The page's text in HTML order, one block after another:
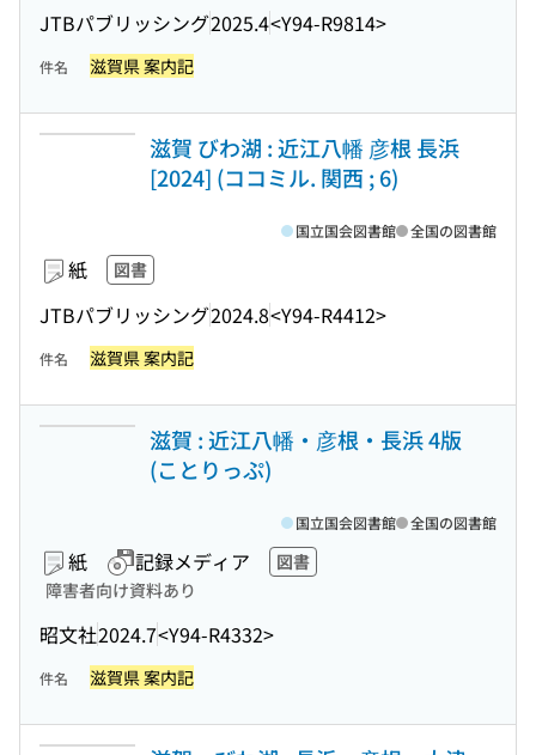
JTBパブリッシング2025.4<Y94-R9814>
件名 滋賀県 案内記
滋賀 びわ湖 : 近江八幡 彦根 長浜
[2024] (ココミル. 関西 ; 6)
紙 図書
JTBパブリッシング2024.8<Y94-R4412>
国立国会図書館 全国の図書館
件名 滋賀県 案内記
滋賀 : 近江八幡・彦根・長浜 4版
(ことりっぷ)
紙 記録メディア
図書
障害者向け資料あり
昭文社2024.7<Y94-R4332>
国立国会図書館 全国の図書館
件名 滋賀県 案内記